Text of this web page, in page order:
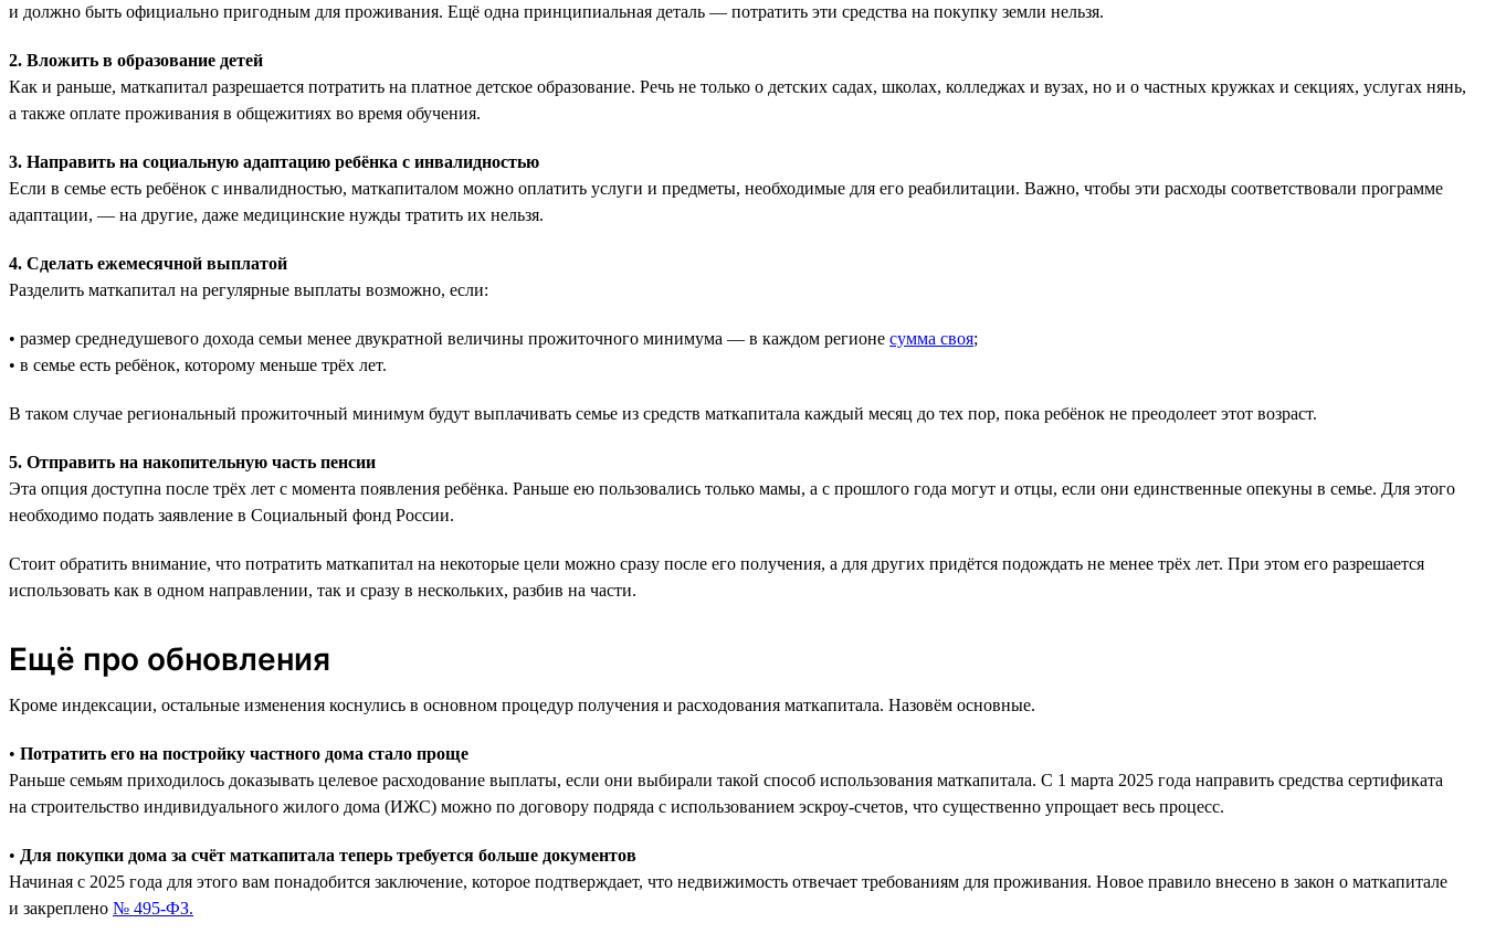
и должно быть официально пригодным для проживания. Ещё одна принципиальная деталь — потратить эти средства на покупку земли нельзя.
2. Вложить в образование детей
Как и раньше, маткапитал разрешается потратить на платное детское образование. Речь не только о детских садах, школах, колледжах и вузах, но и о частных кружках и секциях, услугах нянь,
а также оплате проживания в общежитиях во время обучения.
3. Направить на социальную адаптацию ребёнка с инвалидностью
Если в семье есть ребёнок с инвалидностью, маткапиталом можно оплатить услуги и предметы, необходимые для его реабилитации. Важно, чтобы эти расходы соответствовали программе
адаптации, — на другие, даже медицинские нужды тратить их нельзя.
4. Сделать ежемесячной выплатой
Разделить маткапитал на регулярные выплаты возможно, если:
• размер среднедушевого дохода семьи менее двукратной величины прожиточного минимума — в каждом регионе сумма своя;
• в семье есть ребёнок, которому меньше трёх лет.
В таком случае региональный прожиточный минимум будут выплачивать семье из средств маткапитала каждый месяц до тех пор, пока ребёнок не преодолеет этот возраст.
5. Отправить на накопительную часть пенсии
Эта опция доступна после трёх лет с момента появления ребёнка. Раньше ею пользовались только мамы, а с прошлого года могут и отцы, если они единственные опекуны в семье. Для этого
необходимо подать заявление в Социальный фонд России.
Стоит обратить внимание, что потратить маткапитал на некоторые цели можно сразу после его получения, а для других придётся подождать не менее трёх лет. При этом его разрешается
использовать как в одном направлении, так и сразу в нескольких, разбив на части.
Ещё про обновления
Кроме индексации, остальные изменения коснулись в основном процедур получения и расходования маткапитала. Назовём основные.
• Потратить его на постройку частного дома стало проще
Раньше семьям приходилось доказывать целевое расходование выплаты, если они выбирали такой способ использования маткапитала. С 1 марта 2025 года направить средства сертификата
на строительство индивидуального жилого дома (ИЖС) можно по договору подряда с использованием эскроу-счетов, что существенно упрощает весь процесс.
• Для покупки дома за счёт маткапитала теперь требуется больше документов
Начиная с 2025 года для этого вам понадобится заключение, которое подтверждает, что недвижимость отвечает требованиям для проживания. Новое правило внесено в закон о маткапитале
и закреплено № 495-ФЗ.